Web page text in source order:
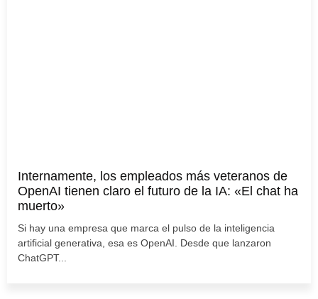
Internamente, los empleados más veteranos de
OpenAI tienen claro el futuro de la IA: «El chat ha
muerto»
Si hay una empresa que marca el pulso de la inteligencia
artificial generativa, esa es OpenAI. Desde que lanzaron
ChatGPT...